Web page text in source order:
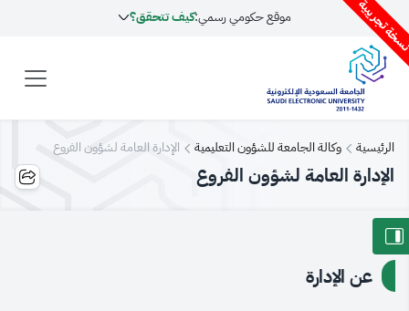
تجريبية موقع حكومي رسمي:كيف تتحقق؟
الرئيسية وكالة الجامعة للشؤون التعليمية الإدارة العامة لشؤون الفروع
الإدارة العامة لشؤون الفروع
عن الإدارة